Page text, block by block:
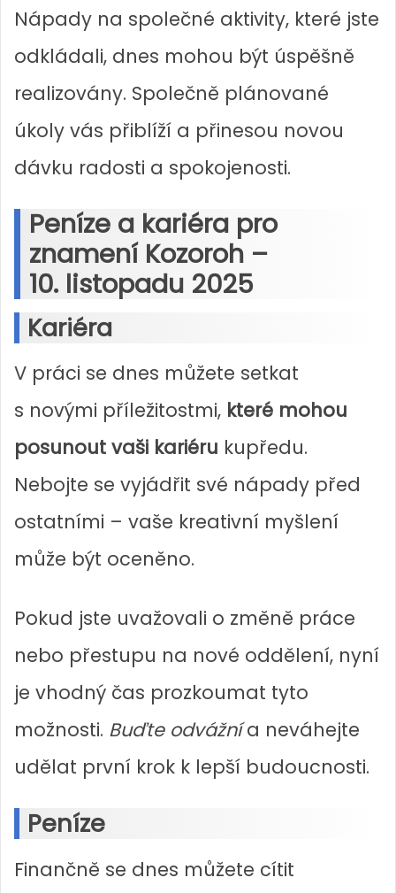
Nápady na společné aktivity, které jste
odkládali, dnes mohou být úspěšně
realizovány. Společně plánované
úkoly vás přiblíží a přinesou novou
dávku radosti a spokojenosti.
Peníze a kariéra pro
znamení Kozoroh –
10. listopadu 2025
Kariéra
V práci se dnes můžete setkat
s novými příležitostmi, které mohou
posunout vaši kariéru kupředu.
Nebojte se vyjádřit své nápady před
ostatními – vaše kreativní myšlení
může být oceněno.
Pokud jste uvažovali o změně práce
nebo přestupu na nové oddělení, nyní
je vhodný čas prozkoumat tyto
možnosti. Buďte odvážnía neváhejte
udělat první krok k lepší budoucnosti.
Peníze
Finančně se dnes můžete cítit